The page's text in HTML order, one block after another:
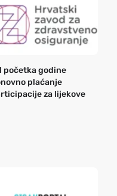
početka godine
plaćanje
za lijekove